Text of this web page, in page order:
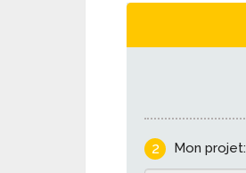
2 Mon projet: